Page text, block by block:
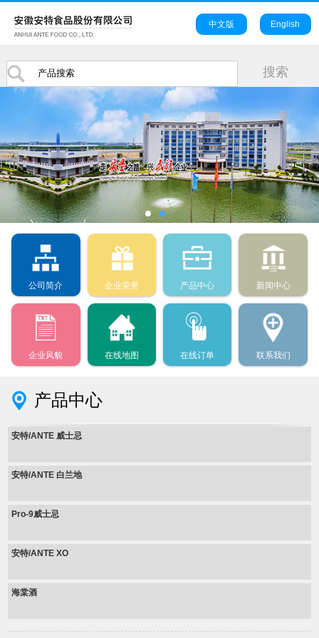
中文版 English
公司简介 企业荣誉 产品中心 新闻中心
企业风貌 在线地图 在线订单 联系我们
产品中心
安特/ANTE 威士忌
安特/ANTE 白兰地
Pro-9威士忌
安特/ANTE XO
海棠酒